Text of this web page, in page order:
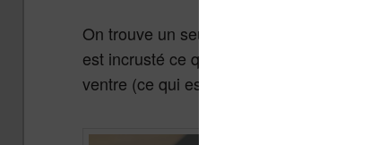
On trouve un seul et unique bouton
est incrusté ce qui évite d’appuyer par
ventre (ce qui est souvent le cas si vous